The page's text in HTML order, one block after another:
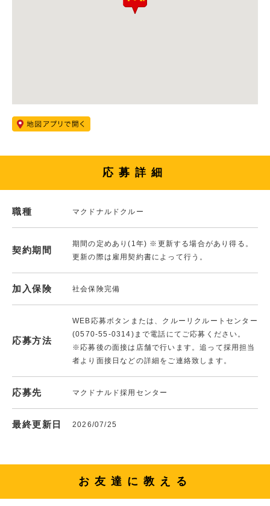
応募詳細
職種 マクドナルドクルー
契約期間
期間の定めあり(1年) ※更新する場合があり得る。
更新の際は雇用契約書によって行う。
加入保険 社会保険完備
応募方法
WEB応募ボタンまたは、クルーリクルートセンター
(0570-55-0314)まで電話にてご応募ください。
※応募後の面接は店舗で行います。追って採用担当
者より面接日などの詳細をご連絡致します。
応募先 マクドナルド採用センター
最終更新日 2026/07/25
お友達に教える